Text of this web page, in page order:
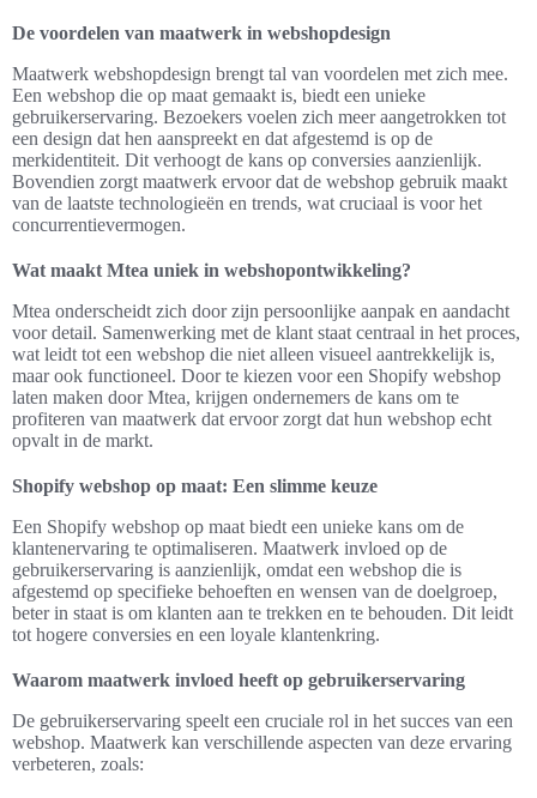
De voordelen van maatwerk in webshopdesign
Maatwerk webshopdesign brengt tal van voordelen met zich mee.
Een webshop die op maat gemaakt is, biedt een unieke
gebruikerservaring. Bezoekers voelen zich meer aangetrokken tot
een design dat hen aanspreekt en dat afgestemd is op de
merkidentiteit. Dit verhoogt de kans op conversies aanzienlijk.
Bovendien zorgt maatwerk ervoor dat de webshop gebruik maakt
van de laatste technologieën en trends, wat cruciaal is voor het
concurrentievermogen.
Wat maakt Mtea uniek in webshopontwikkeling?
Mtea onderscheidt zich door zijn persoonlijke aanpak en aandacht
voor detail. Samenwerking met de klant staat centraal in het proces,
wat leidt tot een webshop die niet alleen visueel aantrekkelijk is,
maar ook functioneel. Door te kiezen voor een Shopify webshop
laten maken door Mtea, krijgen ondernemers de kans om te
profiteren van maatwerk dat ervoor zorgt dat hun webshop echt
opvalt in de markt.
Shopify webshop op maat: Een slimme keuze
Een Shopify webshop op maat biedt een unieke kans om de
klantenervaring te optimaliseren. Maatwerk invloed op de
gebruikerservaring is aanzienlijk, omdat een webshop die is
afgestemd op specifieke behoeften en wensen van de doelgroep,
beter in staat is om klanten aan te trekken en te behouden. Dit leidt
tot hogere conversies en een loyale klantenkring.
Waarom maatwerk invloed heeft op gebruikerservaring
De gebruikerservaring speelt een cruciale rol in het succes van een
webshop. Maatwerk kan verschillende aspecten van deze ervaring
verbeteren, zoals: